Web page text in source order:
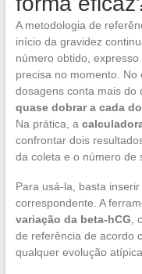
A metodologia de
início da gravidez
número obtido,
precisa no momento.
dosagens conta mais do
quase dobrar a cada
Na prática, a
confrontar dois
da coleta e o número de
Para usá-la, basta
correspondente. A
variação da beta-hCG ,
de referência de acordo
qualquer evolução atípica.